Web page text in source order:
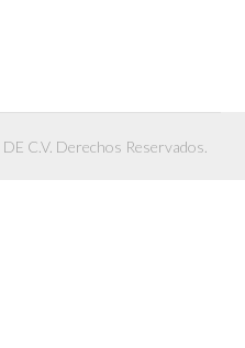
C.V. Derechos Reservados.